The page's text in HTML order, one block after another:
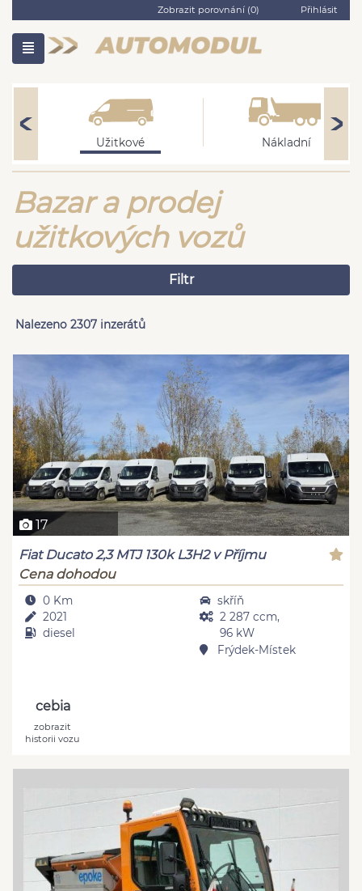
Zobrazit porovnání (0) Přihlásit
Užitkové Nákladní
Bazar a prodej
užitkových vozů
Filtr
Nalezeno 2307 inzerátů
17
Fiat Ducato 2,3 MTJ 130k L3H2 v Příjmu
Cena dohodou
0 Km
2021
diesel
skříň
2 287 ccm,
96 kW
Frýdek-Místek
cebia
zobrazit
historii vozu